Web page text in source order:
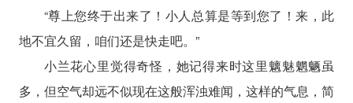
“尊上您终于出来了！小人总算是等到您了！来，此
地不宜久留，咱们还是快走吧。”
小兰花心里觉得奇怪，她记得来时这里魑魅魍魉虽
多，但空气却远不似现在这般浑浊难闻，这样的气息，简